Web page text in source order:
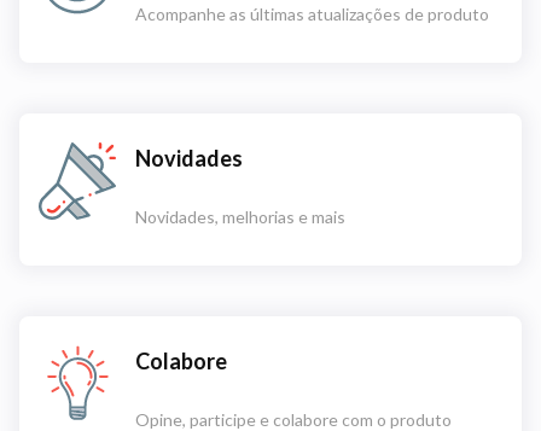
Acompanhe as últimas atualizações de produto
Novidades
Novidades, melhorias e mais
Colabore
Opine, participe e colabore com o produto